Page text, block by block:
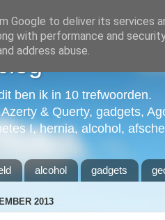
ben ik in 10 trefwoorden.
& Querty, gadgets,
I, hernia, alcohol,
alcohol gadgets
2013
Google to deliver its services
with performance and
address abuse.